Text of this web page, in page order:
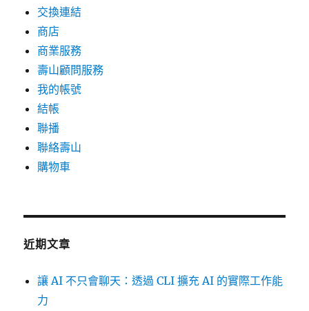
交換連結
商店
商業服務
壽山顧問服務
我的帳號
結帳
聯播
聯絡壽山
購物車
近期文章
讓 AI 不只會聊天：透過 CLI 擴充 AI 的實際工作能
力